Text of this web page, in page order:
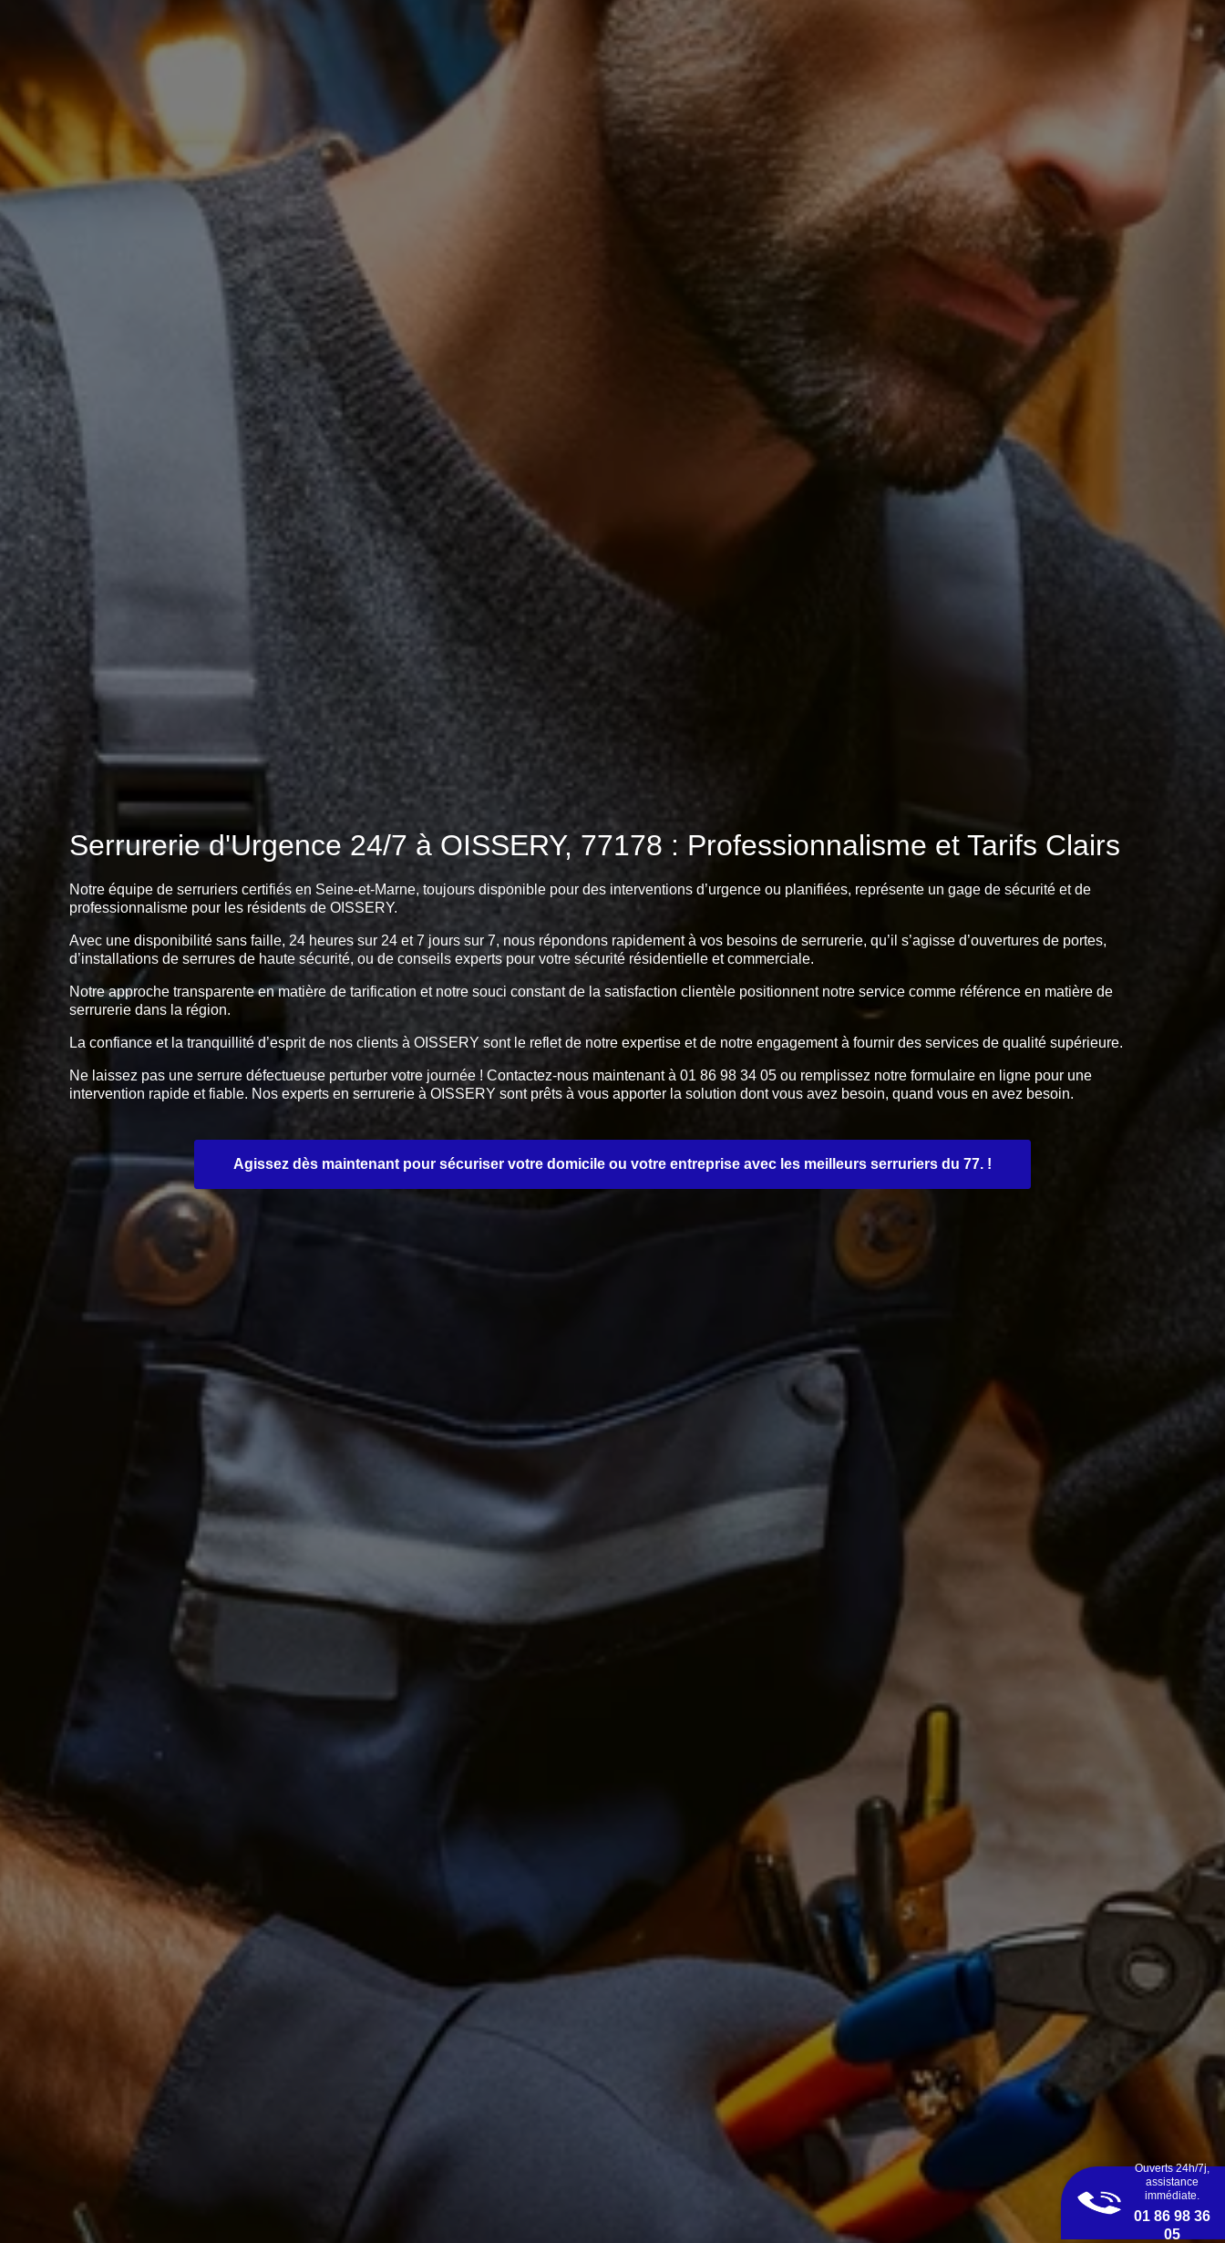
Serrurerie d'Urgence 24/7 à OISSERY, 77178 : Professionnalisme et Tarifs Clairs
Notre équipe de serruriers certifiés en Seine-et-Marne, toujours disponible pour des interventions d’urgence ou planifiées, représente un gage de sécurité et de
professionnalisme pour les résidents de OISSERY.
Avec une disponibilité sans faille, 24 heures sur 24 et 7 jours sur 7, nous répondons rapidement à vos besoins de serrurerie, qu’il s’agisse d’ouvertures de portes,
d’installations de serrures de haute sécurité, ou de conseils experts pour votre sécurité résidentielle et commerciale.
Notre approche transparente en matière de tarification et notre souci constant de la satisfaction clientèle positionnent notre service comme référence en matière de
serrurerie dans la région.
La confiance et la tranquillité d’esprit de nos clients à OISSERY sont le reflet de notre expertise et de notre engagement à fournir des services de qualité supérieure.
Ne laissez pas une serrure défectueuse perturber votre journée ! Contactez-nous maintenant à 01 86 98 34 05 ou remplissez notre formulaire en ligne pour une
intervention rapide et fiable. Nos experts en serrurerie à OISSERY sont prêts à vous apporter la solution dont vous avez besoin, quand vous en avez besoin.
Agissez dès maintenant pour sécuriser votre domicile ou votre entreprise avec les meilleurs serruriers du 77. !
Ouverts 24h/7j,
assistance
immédiate.
01 86 98 36
05